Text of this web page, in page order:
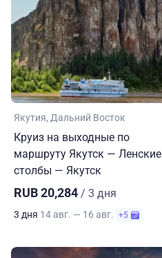
Якутия Дальний Восток
Круиз на выходные по
маршруту Якутск — Ленские
столбы — Якутск
RUB 20,284 / 3 дня
3 дня 14 авг. — 16 авг. +5